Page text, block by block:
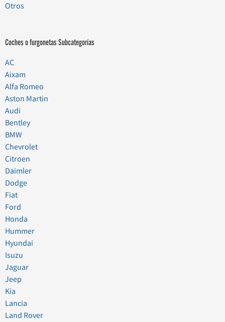
Otros
Coches o furgonetas Subcategorías
AC
Aixam
Alfa Romeo
Aston Martin
Audi
Bentley
BMW
Chevrolet
Citroen
Daimler
Dodge
Fiat
Ford
Honda
Hummer
Hyundai
Isuzu
Jaguar
Jeep
Kia
Lancia
Land Rover